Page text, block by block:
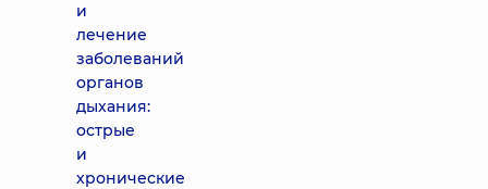
и
лечение
заболеваний
органов
дыхания:
острые
и
хронические